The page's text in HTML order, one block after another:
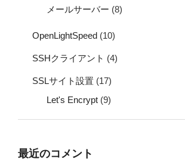
メールサーバー (8)
OpenLightSpeed (10)
SSHクライアント (4)
SSLサイト設置 (17)
Let's Encrypt (9)
最近のコメント